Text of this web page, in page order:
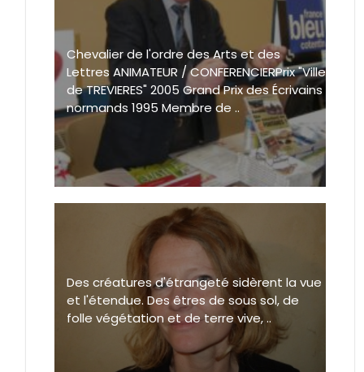
Chevalier de l'ordre des Arts et des
Lettres ANIMATEUR / CONFERENCIERPrix "Ville
de TREVIERES" 2005 Grand Prix des Écrivains
normands 1995 Membre de ..
Des créatures d'étrangeté sidèrent la vue
et l'étendue. Des êtres de sous sol, de
folle végétation et de terre vive, ..